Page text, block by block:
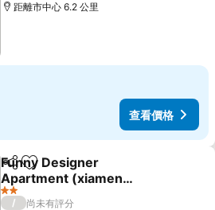
距離市中心 6.2 公里
查看價格
分享 加入我的最愛
Funny Designer
Apartment (xiamen
Haitanghe Plaza)
2 星級
/
尚未有評分